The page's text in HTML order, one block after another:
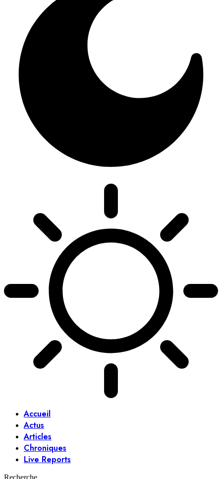
Accueil
Actus
Articles
Chroniques
Live Reports
Recherche